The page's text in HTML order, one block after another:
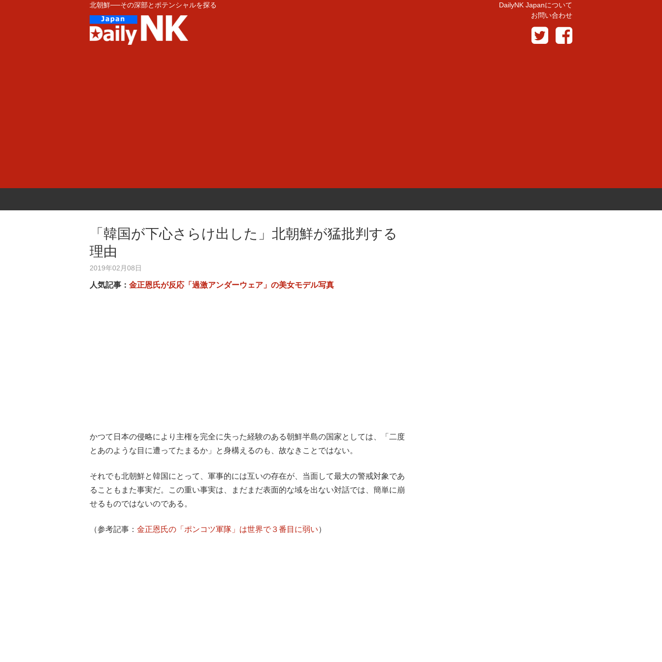
北朝鮮──その深部とポテンシャルを探る
DailyNK Japanについて
お問い合わせ
「韓国が下心さらけ出した」北朝鮮が猛批判する
理由
2019年02月08日
人気記事： 金正恩氏が反応「過激アンダーウェア」の美女モデル写真
かつて日本の侵略により主権を完全に失った経験のある朝鮮半島の国家としては、「二度
とあのような目に遭ってたまるか」と身構えるのも、故なきことではない。
それでも北朝鮮と韓国にとって、軍事的には互いの存在が、当面して最大の警戒対象であ
ることもまた事実だ。この重い事実は、まだまだ表面的な域を出ない対話では、簡単に崩
せるものではないのである。
（参考記事： 金正恩氏の「ポンコツ軍隊」は世界で３番目に弱い）